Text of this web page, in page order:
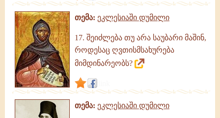
თემა: ეკლესიაში დუმილი
17. შეიძლება თუ არა საუბარი მაშინ,
როდესაც ღვთისმსახურება
მიმდინარეობს?
თემა: ეკლესიაში დუმილი